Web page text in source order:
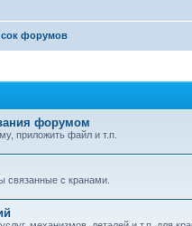
форумов
форумом
приложить файл и т.п.
с кранами.